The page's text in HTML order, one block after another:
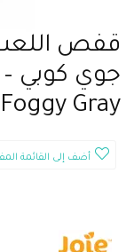
قفص
Gray
أضف إلى القائمة